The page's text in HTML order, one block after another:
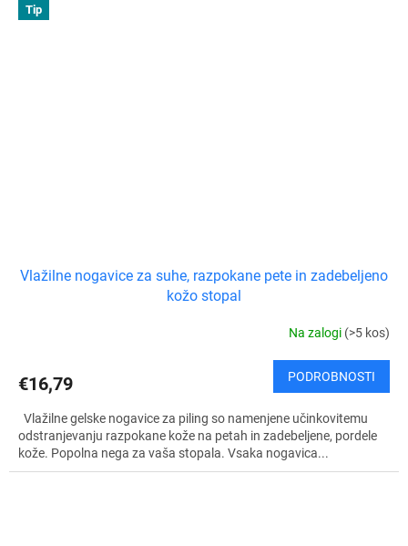
Tip
Vlažilne nogavice za suhe, razpokane pete in zadebeljeno
kožo stopal
Na zalogi (>5 kos)
€16,79 PODROBNOSTI
Vlažilne gelske nogavice za piling so namenjene učinkovitemu
odstranjevanju razpokane kože na petah in zadebeljene, pordele
kože. Popolna nega za vaša stopala. Vsaka nogavica...